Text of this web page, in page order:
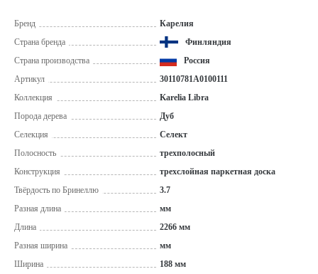
Бренд
Карелия
Страна бренда
Финляндия
Страна производства
Россия
Артикул
30110781A0100111
Коллекция
Karelia Libra
Порода дерева
Дуб
Селекция
Селект
Полосность
трехполосный
Конструкция
трехслойная паркетная доска
Твёрдость по Бринеллю
3.7
Разная длина
мм
Длина
2266 мм
Разная ширина
мм
Ширина
188 мм